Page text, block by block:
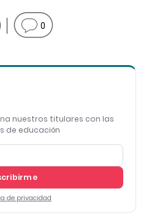
0
nuestros titulares con las
de educación
de privacidad